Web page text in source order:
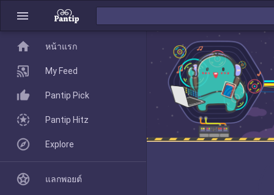
menu
home
Pantip Pick
home หน้าแรก
My Feed
Pantip Pick
Pantip Hitz
Explore
แลกพอยต์